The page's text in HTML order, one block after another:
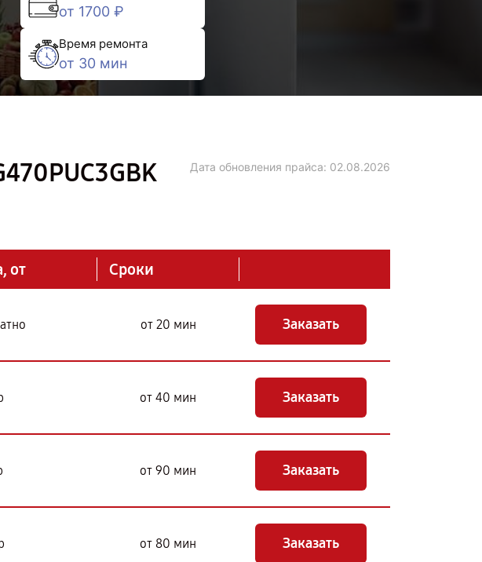
от 1700 ₽
Время ремонта
от 30 мин
Дата обновления прайса: 02.08.2026
от Сроки
от 20 мин Заказать
от 40 мин Заказать
от 90 мин Заказать
от 80 мин Заказать